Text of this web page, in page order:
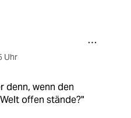
Uhr
denn, wenn den
offen stände?"